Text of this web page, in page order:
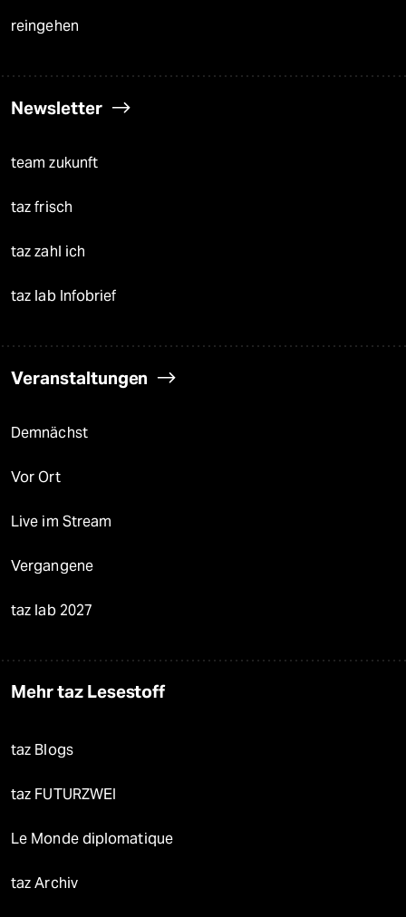
reingehen
Newsletter
team zukunft
taz frisch
taz zahl ich
taz lab Infobrief
Veranstaltungen
Demnächst
Vor Ort
Live im Stream
Vergangene
taz lab 2027
Mehr taz Lesestoff
taz Blogs
taz FUTURZWEI
Le Monde diplomatique
taz Archiv